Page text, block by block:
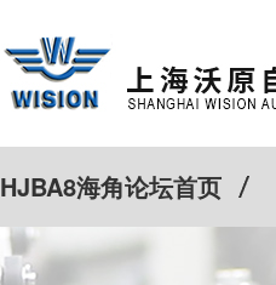
HJBA8海角论坛首页
特殊定制 客户案例